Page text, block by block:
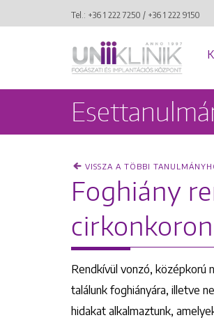
Tel.: +36 1 222 7250 / +36 1 222 9150
VISSZA A TÖBBI
Foghiány
Rendkívül vonzó, középkorú
találunk foghiányára, illetve
hidakat alkalmaztunk,